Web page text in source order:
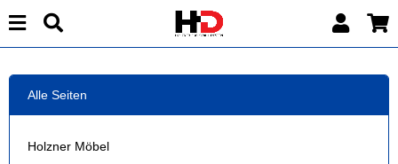
Alle Seiten
Holzner Möbel